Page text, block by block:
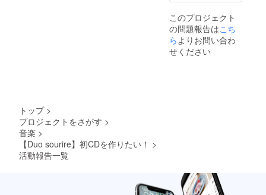
このプロジェクト
の問題報告はこち
ら よりお問い合わ
せください
トップ >
プロジェクトをさがす >
音楽 >
【Duo sourire】初CDを作りたい！ >
活動報告一覧